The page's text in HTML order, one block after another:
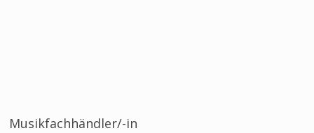
Musikfachhändler/-in